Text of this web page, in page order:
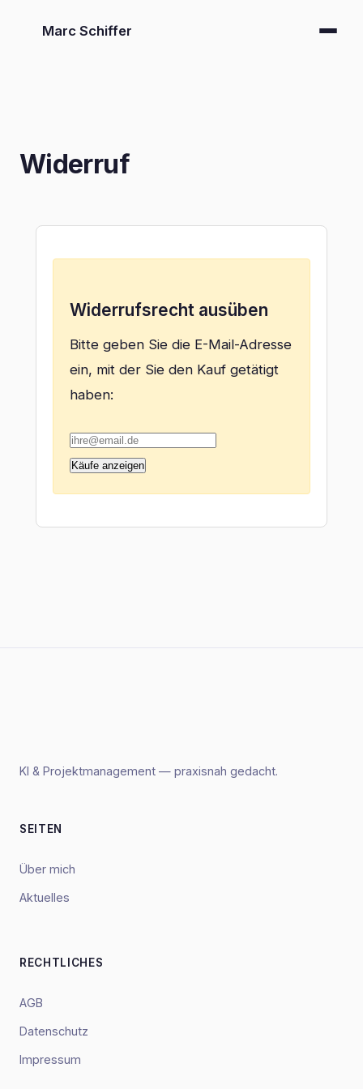
Marc Schiffer
Widerruf
Widerrufsrecht ausüben
Bitte geben Sie die E-Mail-Adresse
ein, mit der Sie den Kauf getätigt
haben:
Käufe anzeigen
KI & Projektmanagement — praxisnah gedacht.
SEITEN
Über mich
Aktuelles
RECHTLICHES
AGB
Datenschutz
Impressum